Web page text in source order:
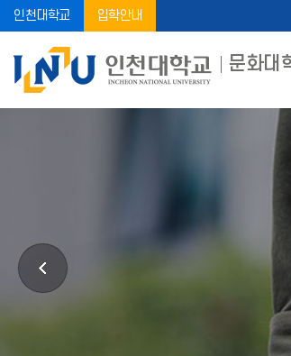
인천대학교 입학안내
문화대